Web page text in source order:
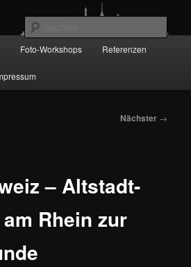
Foto-Workshops Referenzen
Nächster →
– Altstadt-
Rhein zur